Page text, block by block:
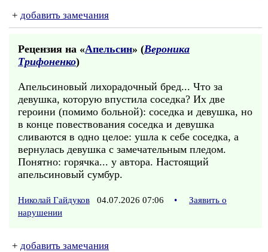
+ добавить замечания
Рецензия на «Апельсин» (Вероника
Трифоненко)
Апельсиновый лихорадочный бред... Что за
девушка, которую впустила соседка? Их две
героини (помимо больной): соседка и девушка, но
в конце повествования соседка и девушка
сливаются в одно целое: ушла к себе соседка, а
вернулась девушка с замечательным пледом.
Понятно: горячка... у автора. Настоящий
апельсиновый сумбур.
Николай Гайдуков 04.07.2026 07:06 •
Заявить о
нарушении
+ добавить замечания